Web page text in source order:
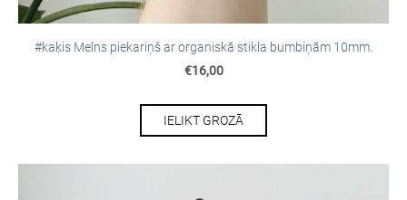
#kaķis Melns piekariņš ar organiskā stikla bumbiņām 10mm.
€16,00
IELIKT GROZĀ